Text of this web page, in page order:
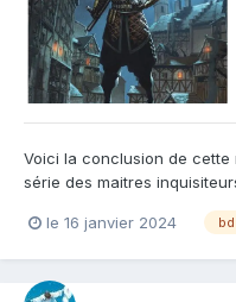
Voici la conclusion de cette
série des maitres
série lorgnait sur le succès
le 16 janvier 2024 bd